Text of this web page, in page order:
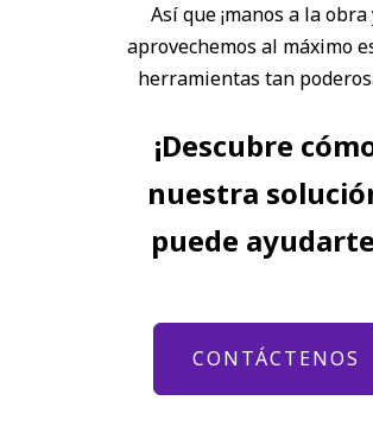
Así que ¡manos a la obra
aprovechemos al máximo
herramientas tan
¡Descubre
nuestra
puede
CONTÁCTENOS